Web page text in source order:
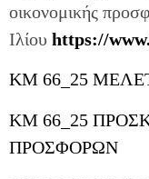
οικονομικής
Ιλίου https://
ΚΜ 66_25
ΚΜ 66_25
ΠΡΟΣΦΟΡΩΝ